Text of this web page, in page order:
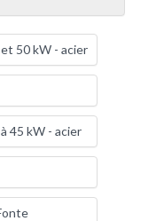
50 kW - acier
45 kW - acier